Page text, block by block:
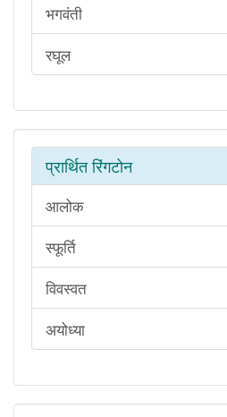
भगवंती
रघूल
प्रार्थित रिंगटोन
आलोक
स्फूर्ति
विवस्वत
अयोध्या